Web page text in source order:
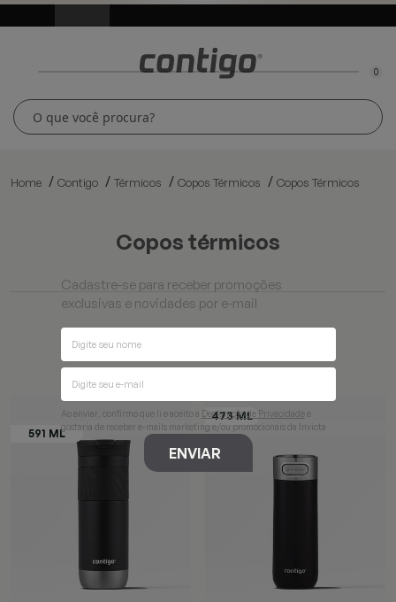
0
Home Contigo Térmicos Copos Térmicos Copos Térmicos
copos térmicos
Filtros
Cadastre-se para receber promoções
exclusivas e novidades por e-mail
Ao enviar, confirmo que li e aceito a Declaração de Privacidade e
gostaria de receber e-mails marketing e/ou promocionais da Invicta
ENVIAR